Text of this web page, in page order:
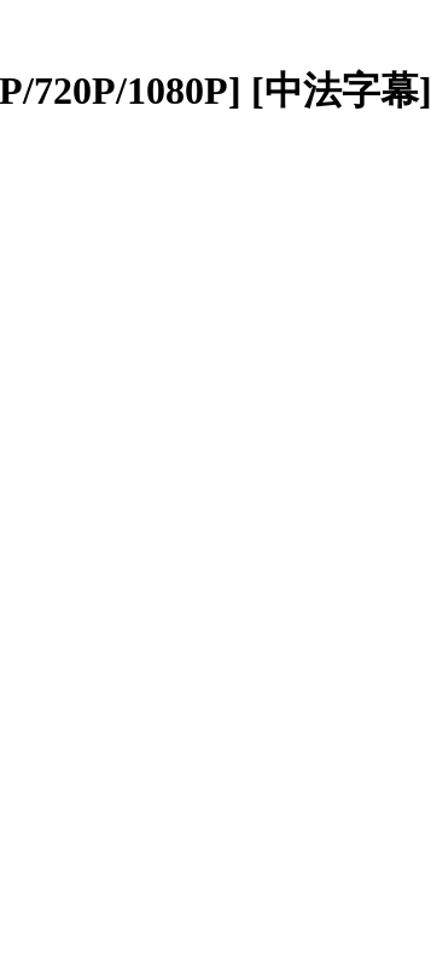
720P/1080P] [中法字幕]